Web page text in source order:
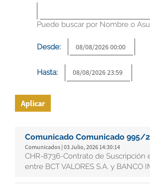
Puede buscar por Nombre o
Desde:
Hasta:
Aplicar
Comunicado Comunicado 995/
Comunicados | 03 Julio, 2026 14:30:14
CHR-8736-Contrato de Suscripción
entre BCT VALORES S.A. y BANCO